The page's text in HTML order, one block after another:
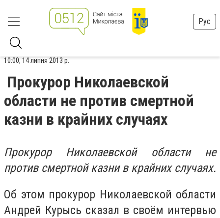
Рус
10:00, 14 липня 2013 р.
Прокурор Николаевской
области не против смертной
казни в крайних случаях
Прокурор Николаевской области не
против смертной казни в крайних случаях.
Об этом прокурор Николаевской области
Андрей Курысь сказал в своём интервью